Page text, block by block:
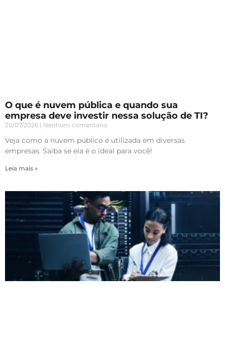
O que é nuvem pública e quando sua
empresa deve investir nessa solução de TI?
20/07/2026 Nenhum comentário
Veja como a nuvem público é utilizada em diversas
empresas. Saiba se ela é o ideal para você!
Leia mais »